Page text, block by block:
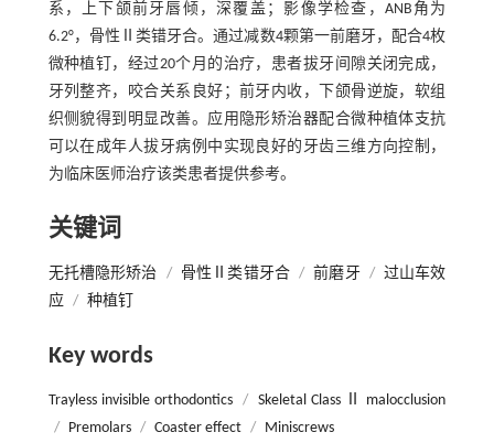
系，上下颌前牙唇倾，深覆盖；影像学检查，ANB角为
6.2°，骨性Ⅱ类错牙合。通过减数4颗第一前磨牙，配合4枚
微种植钉，经过20个月的治疗，患者拔牙间隙关闭完成，
牙列整齐，咬合关系良好；前牙内收，下颌骨逆旋，软组
织侧貌得到明显改善。应用隐形矫治器配合微种植体支抗
可以在成年人拔牙病例中实现良好的牙齿三维方向控制，
为临床医师治疗该类患者提供参考。
关键词
无托槽隐形矫治 / 骨性Ⅱ类错牙合 / 前磨牙 / 过山车效
应 / 种植钉
Key words
Trayless invisible orthodontics /
Skeletal Class Ⅱ malocclusion
/
Premolars / Coaster effect / Miniscrews